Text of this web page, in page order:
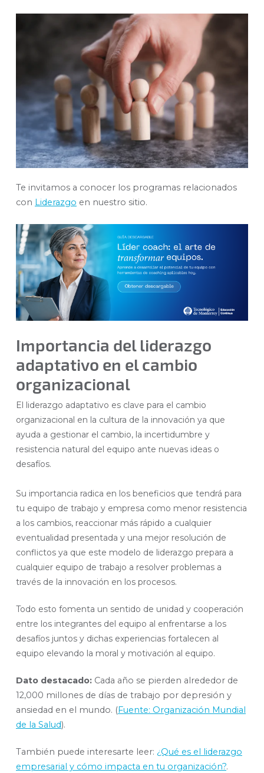
Te invitamos a conocer los programas relacionados
con Liderazgo en nuestro sitio.
Importancia del liderazgo
adaptativo en el cambio
organizacional
El liderazgo adaptativo es clave para el cambio
organizacional en la cultura de la innovación ya que
ayuda a gestionar el cambio, la incertidumbre y
resistencia natural del equipo ante nuevas ideas o
desafíos.
Su importancia radica en los beneficios que tendrá para
tu equipo de trabajo y empresa como menor resistencia
a los cambios, reaccionar más rápido a cualquier
eventualidad presentada y una mejor resolución de
conflictos ya que este modelo de liderazgo prepara a
cualquier equipo de trabajo a resolver problemas a
través de la innovación en los procesos.
Todo esto fomenta un sentido de unidad y cooperación
entre los integrantes del equipo al enfrentarse a los
desafíos juntos y dichas experiencias fortalecen al
equipo elevando la moral y motivación al equipo.
Dato destacado: Cada año se pierden alrededor de
12,000 millones de días de trabajo por depresión y
ansiedad en el mundo. (Fuente: Organización Mundial
de la Salud).
También puede interesarte leer: ¿Qué es el liderazgo
empresarial y cómo impacta en tu organización?.